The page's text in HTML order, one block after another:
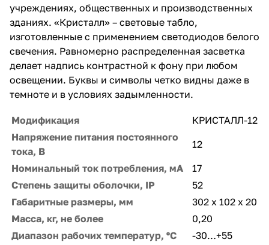
учреждениях, общественных и производственных
зданиях. «Кристалл» – световые табло,
изготовленные с применением светодиодов белого
свечения. Равномерно распределенная засветка
делает надпись контрастной к фону при любом
освещении. Буквы и символы четко видны даже в
темноте и в условиях задымленности.
Модификация
КРИСТАЛЛ-12
Напряжение питания постоянного
тока, В
12
Номинальный ток потребления, мА
17
Степень защиты оболочки, IP
52
Габаритные размеры, мм
302 х 102 х 20
Масса, кг, не более
0,20
Диапазон рабочих температур, ºС
-30…+55